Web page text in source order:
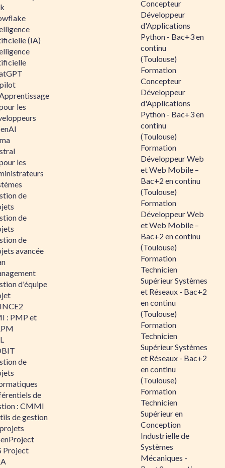
(IA)
les
les
de
de
de
avancée
d'équipe
: PMP et
de
de
: CMMI
de gestion
Project
Concepteur
Développeur
d'Applications
Python - Bac+3 en
continu
(Toulouse)
Formation
Concepteur
Développeur
d'Applications
Python - Bac+3 en
continu
(Toulouse)
Formation
Développeur Web
et Web Mobile –
Bac+2 en continu
(Toulouse)
Formation
Développeur Web
et Web Mobile –
Bac+2 en continu
(Toulouse)
Formation
Technicien
Supérieur Systèmes
et Réseaux - Bac+2
en continu
(Toulouse)
Formation
Technicien
Supérieur Systèmes
et Réseaux - Bac+2
en continu
(Toulouse)
Formation
Technicien
Supérieur en
Conception
Industrielle de
Systèmes
Mécaniques -